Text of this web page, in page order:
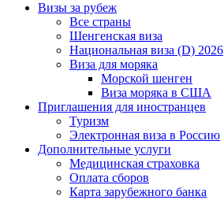
Визы за рубеж
Все страны
Шенгенская виза
Национальная виза (D) 2026
Виза для моряка
Морской шенген
Виза моряка в США
Приглашения для иностранцев
Туризм
Электронная виза в Россию
Дополнительные услуги
Медицинская страховка
Оплата сборов
Карта зарубежного банка